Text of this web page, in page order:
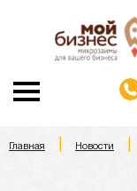
Главная Новости